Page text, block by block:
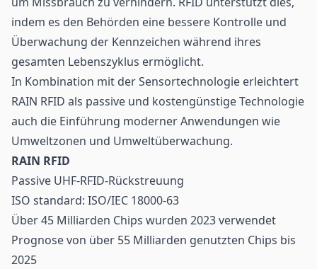
indem es den Behörden eine bessere Kontrolle und
Überwachung der Kennzeichen während ihres
gesamten Lebenszyklus ermöglicht.
In Kombination mit der Sensortechnologie erleichtert
RAIN RFID als passive und kostengünstige Technologie
auch die Einführung moderner Anwendungen wie
Umweltzonen und Umweltüberwachung.
RAIN RFID
Passive UHF-RFID-Rückstreuung
ISO standard: ISO/IEC 18000-63
Über 45 Milliarden Chips wurden 2023 verwendet
Prognose von über 55 Milliarden genutzten Chips bis
2025